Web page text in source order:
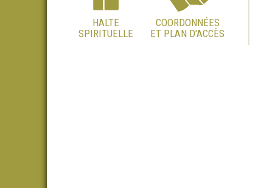
HALTE
SPIRITUELLE
COORDONNÉES
ET PLAN D'ACCÈS